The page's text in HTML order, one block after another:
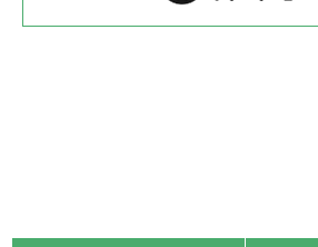
2022.05.22